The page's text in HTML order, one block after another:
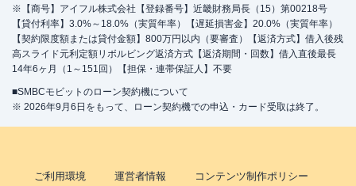
※【商号】アイフル株式会社【登録番号】近畿財務局長（15）第00218号
【貸付利率】3.0%～18.0%（実質年率）【遅延損害金】20.0%（実質年率）
【契約限度額または貸付金額】800万円以内（要審査）【返済方式】借入後残
高スライド元利定額リボルビング返済方式【返済期間・回数】借入直後最長
14年6ヶ月（1～151回）【担保・連帯保証人】不要
■SMBCモビットのローン契約機について
※ 2026年9月6日をもって、ローン契約機での申込・カード受取は終了。
ご利用環境 運営者情報
コンテンツ制作ポリシー